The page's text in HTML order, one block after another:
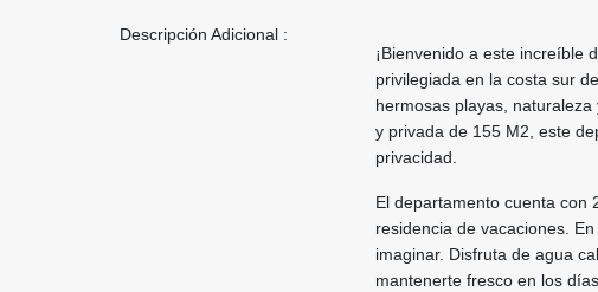
Descripción Adicional :
¡Bienvenido a este increíble
privilegiada en la costa sur
hermosas playas,
y privada de 155 M2, este
privacidad.
El departamento cuenta con
residencia de vacaciones.
imaginar. Disfruta de agua
mantenerte fresco en los